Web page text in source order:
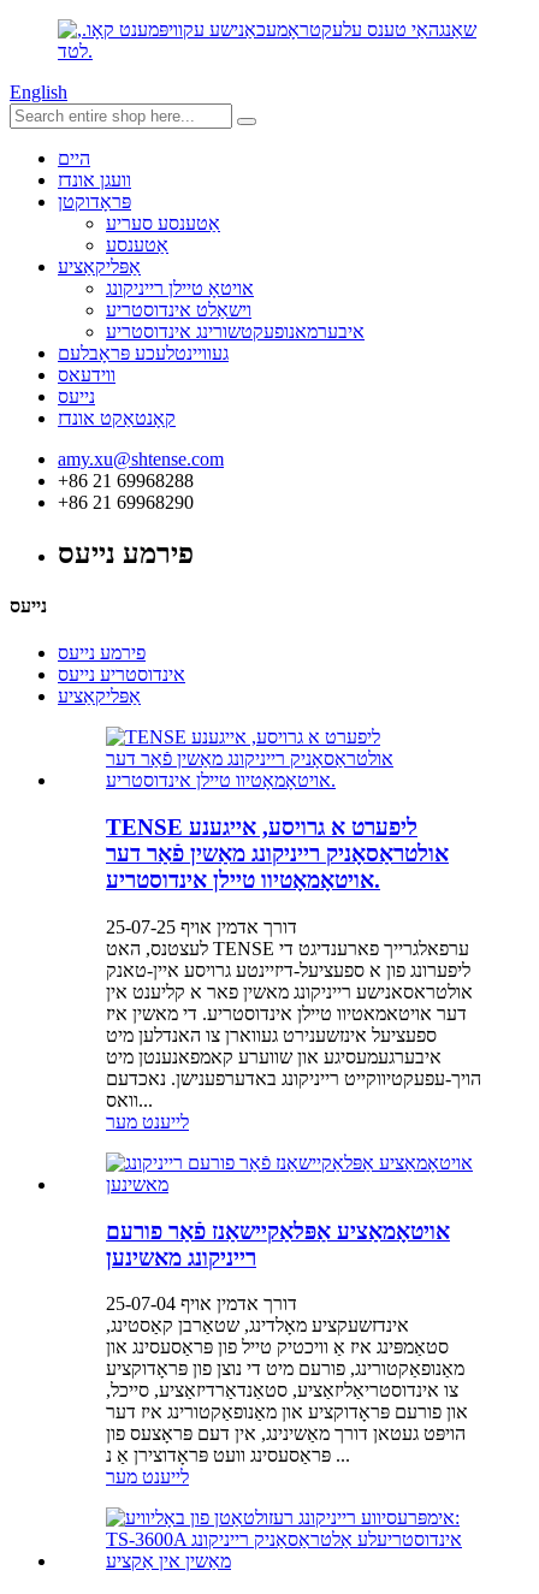
English
היים
וועגן אונדז
פּראָדוקטן
אַטענסע סעריע
אַטענסע
אַפּליקאַציע
אויטאָ טיילן רייניקונג
וישאַלט אינדוסטריע
איבערמאנופעקטשורינג אינדוסטריע
געוויינטלעכע פּראָבלעם
ווידעאס
נייעס
קאָנטאַקט אונדז
amy.xu@shtense.com
+86 21 69968288
+86 21 69968290
פירמע נייעס
נייעס
פירמע נייעס
אינדוסטריע נייעס
אַפּליקאַציע
TENSE ליפערט א גרויסע, אייגענע
אולטראַסאָניק רייניקונג מאַשין פֿאַר דער
אויטאָמאָטיוו טיילן אינדוסטריע.
דורך אדמין אויף 25-07-25
לעצטנס, האט TENSE ערפאלגרייך פארענדיגט די
ליפערונג פון א ספעציעל-דיזיינטע גרויסע איין-טאנק
אולטראסאנישע רייניקונג מאשין פאר א קליענט אין
דער אויטאמאטיוו טיילן אינדוסטריע. די מאשין איז
ספעציעל אינזשענירט געווארן צו האנדלען מיט
איבערגעמעסיגע און שווערע קאמפאנענטן מיט
הויך-עפעקטיווקייט רייניקונג באדערפענישן. נאכדעם
וואס...
לייענט מער
אויטאָמאַציע אַפּלאַקיישאַנז פֿאַר פורעם
רייניקונג מאשינען
דורך אדמין אויף 25-07-04
אינדזשעקציע מאָלדינג, שטאַרבן קאַסטינג,
סטאַמפּינג איז אַ וויכטיק טייל פון פּראַסעסינג און
מאַנופאַקטורינג, פורעם מיט די נוצן פון פּראָדוקציע
צו אינדוסטריאַליזאַציע, סטאַנדאַרדיזאַציע, סייכל,
און פורעם פּראָדוקציע און מאַנופאַקטורינג איז דער
הויפּט געטאן דורך מאַשינינג, אין דעם פּראָצעס פון
פּראַסעסינג וועט פּראָדוצירן אַ נ ...
לייענט מער